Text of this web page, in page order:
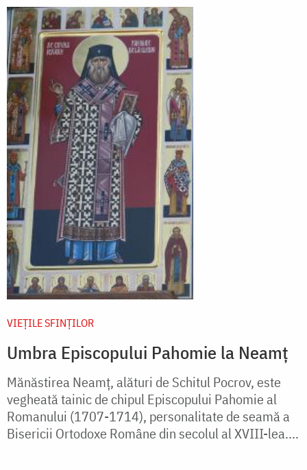
VIEŢILE SFINŢILOR
Umbra Episcopului Pahomie la Neamț
Mănăstirea Neamț, alături de Schitul Pocrov, este
vegheată tainic de chipul Episcopului Pahomie al
Romanului (1707-1714), personalitate de seamă a
Bisericii Ortodoxe Române din secolul al XVIII-lea....